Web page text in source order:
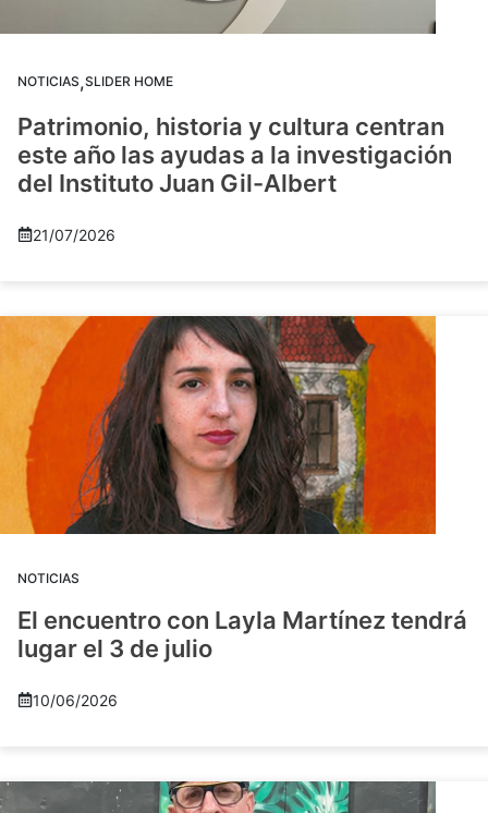
NOTICIAS,SLIDER HOME
Patrimonio, historia y cultura centran
este año las ayudas a la investigación
del Instituto Juan Gil-Albert
21/07/2026
NOTICIAS
El encuentro con Layla Martínez tendrá
lugar el 3 de julio
10/06/2026